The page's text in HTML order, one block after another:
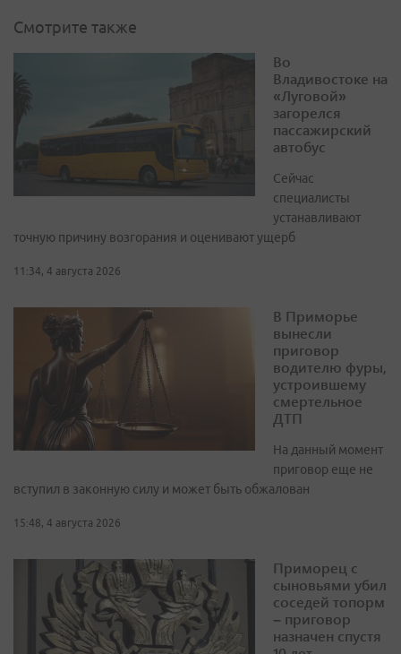
Смотрите также
Во
Владивостоке на
«Луговой»
загорелся
пассажирский
автобус
Сейчас
специалисты
устанавливают
точную причину возгорания и оценивают ущерб
11:34, 4 августа 2026
В Приморье
вынесли
приговор
водителю фуры,
устроившему
смертельное
ДТП
На данный момент
приговор еще не
вступил в законную силу и может быть обжалован
15:48, 4 августа 2026
Приморец с
сыновьями убил
соседей топорм
– приговор
назначен спустя